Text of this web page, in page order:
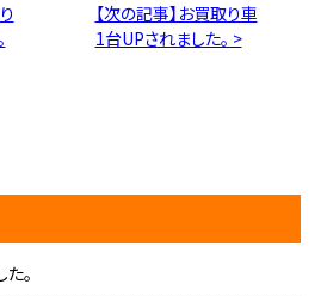
【次の記事】お買取り車
1台UPされました。 >
。